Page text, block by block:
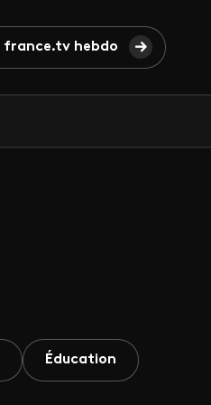
france.tv hebdo
Éducation